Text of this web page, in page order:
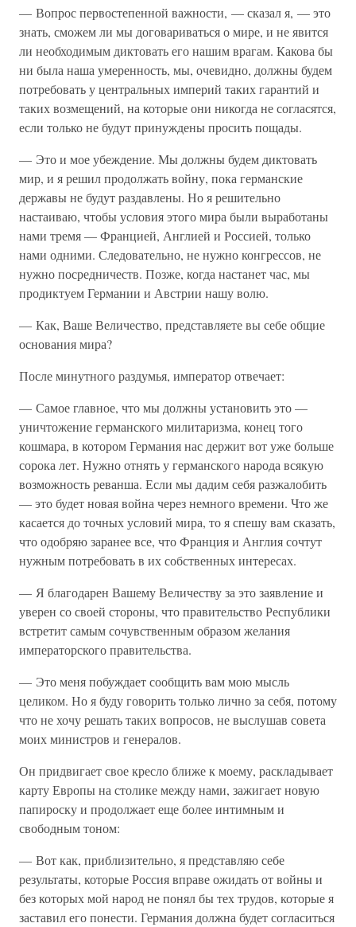
— Вопрос первостепенной важности, — сказал я, — это
знать, сможем ли мы договариваться о мире, и не явится
ли необходимым диктовать его нашим врагам. Какова бы
ни была наша умеренность, мы, очевидно, должны будем
потребовать у центральных империй таких гарантий и
таких возмещений, на которые они никогда не согласятся,
если только не будут принуждены просить пощады.
— Это и мое убеждение. Мы должны будем диктовать
мир, и я решил продолжать войну, пока германские
державы не будут раздавлены. Но я решительно
настаиваю, чтобы условия этого мира были выработаны
нами тремя — Францией, Англией и Россией, только
нами одними. Следовательно, не нужно конгрессов, не
нужно посредничеств. Позже, когда настанет час, мы
продиктуем Германии и Австрии нашу волю.
— Как, Ваше Величество, представляете вы себе общие
основания мира?
После минутного раздумья, император отвечает:
— Самое главное, что мы должны установить это —
уничтожение германского милитаризма, конец того
кошмара, в котором Германия нас держит вот уже больше
сорока лет. Нужно отнять у германского народа всякую
возможность реванша. Если мы дадим себя разжалобить
— это будет новая война через немного времени. Что же
касается до точных условий мира, то я спешу вам сказать,
что одобряю заранее все, что Франция и Англия сочтут
нужным потребовать в их собственных интересах.
— Я благодарен Вашему Величеству за это заявление и
уверен со своей стороны, что правительство Республики
встретит самым сочувственным образом желания
императорского правительства.
— Это меня побуждает сообщить вам мою мысль
целиком. Но я буду говорить только лично за себя, потому
что не хочу решать таких вопросов, не выслушав совета
моих министров и генералов.
Он придвигает свое кресло ближе к моему, раскладывает
карту Европы на столике между нами, зажигает новую
папироску и продолжает еще более интимным и
свободным тоном:
— Вот как, приблизительно, я представляю себе
результаты, которые Россия вправе ожидать от войны и
без которых мой народ не понял бы тех трудов, которые я
заставил его понести. Германия должна будет согласиться